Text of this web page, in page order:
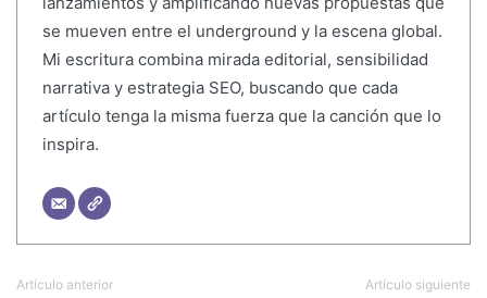
se mueven entre el underground y la escena global.
Mi escritura combina mirada editorial, sensibilidad
narrativa y estrategia SEO, buscando que cada
artículo tenga la misma fuerza que la canción que lo
inspira.
Artículo anterior Artículo siguiente